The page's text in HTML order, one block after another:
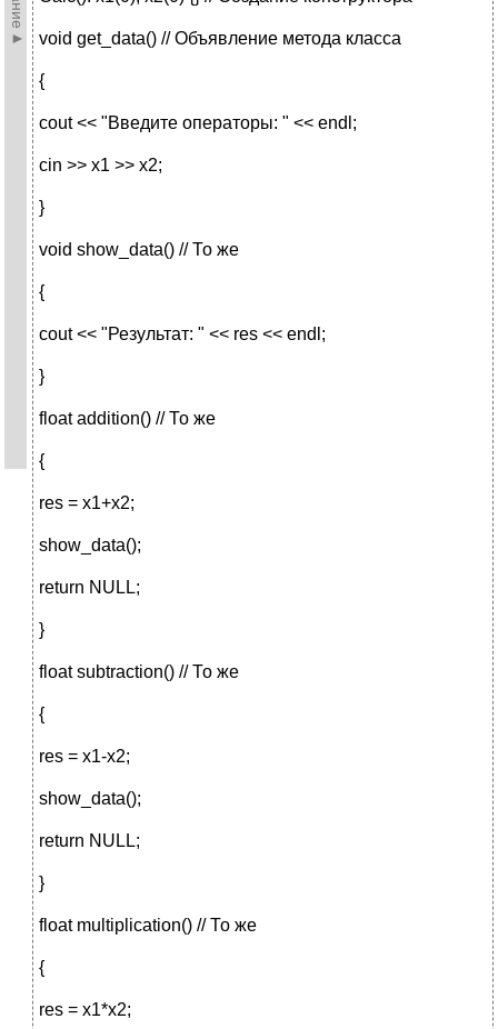
void get_data() // Объявление метода класса
{
cout << "Введите операторы: " << endl;
cin >> x1 >> x2;
}
void show_data() // То же
{
cout << "Результат: " << res << endl;
}
float addition() // То же
{
res = x1+x2;
show_data();
return NULL;
}
float subtraction() // То же
{
res = x1-x2;
show_data();
return NULL;
}
float multiplication() // То же
{
res = x1*x2;